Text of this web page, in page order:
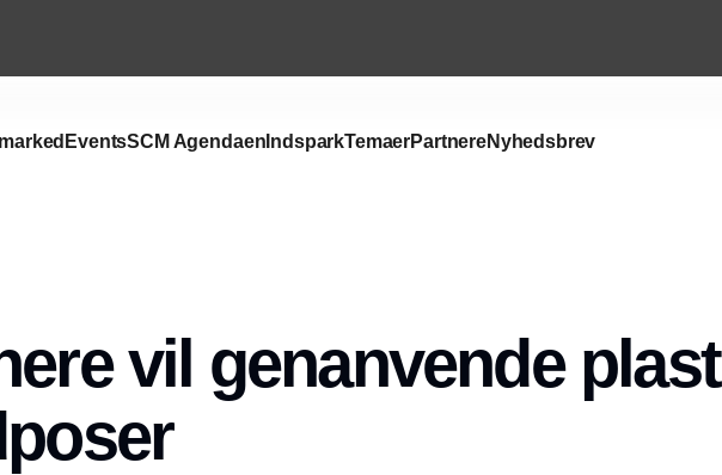
EventsSCM Agendaen IndsparkTemaerPartnereNyhedsbrev
vil genanvende plast